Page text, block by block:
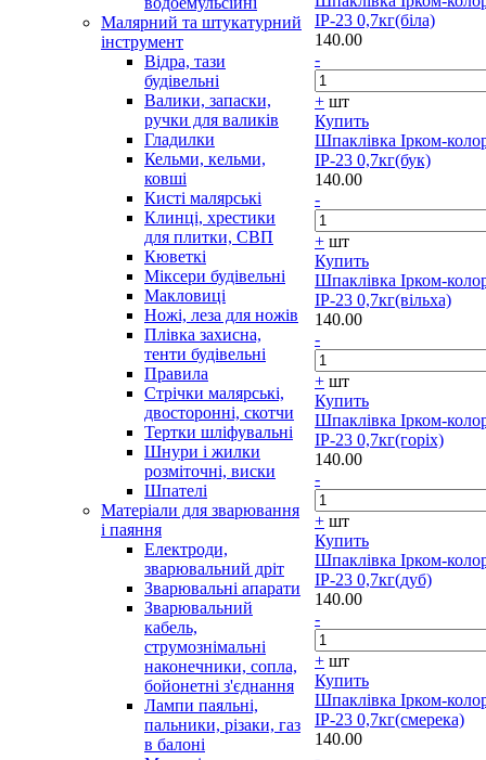
Малярний та штукатурний
інструмент
Відра, тази
будівельні
Валики, запаски,
ручки для валиків
Гладилки
Кельми, кельми,
ковші
Кисті малярські
Клинці, хрестики
для плитки, СВП
Кюветкі
Міксери будівельні
Макловиці
Ножі, леза для ножів
Плівка захисна,
тенти будівельні
Правила
Стрічки малярські,
двосторонні, скотчи
Тертки шліфувальні
Шнури і жилки
розміточні, виски
Шпателі
Матеріали для зварювання
і паяння
Електроди,
зварювальний дріт
Зварювальні апарати
Зварювальний
кабель,
струмознімальні
наконечники, сопла,
бойонетні з'єднання
Лампи паяльні,
пальники, різаки, газ
в балоні
ІР-23 0,7кг(біла)
140.00
-
+ шт
Купить
Шпаклівка Ірком-
ІР-23 0,7кг(бук)
140.00
-
+ шт
Купить
Шпаклівка Ірком-
ІР-23 0,7кг(вільха)
140.00
-
+ шт
Купить
Шпаклівка Ірком-
ІР-23 0,7кг(горіх)
140.00
-
+ шт
Купить
Шпаклівка Ірком-
ІР-23 0,7кг(дуб)
140.00
-
+ шт
Купить
Шпаклівка Ірком-
ІР-23 0,7кг(смерека)
140.00